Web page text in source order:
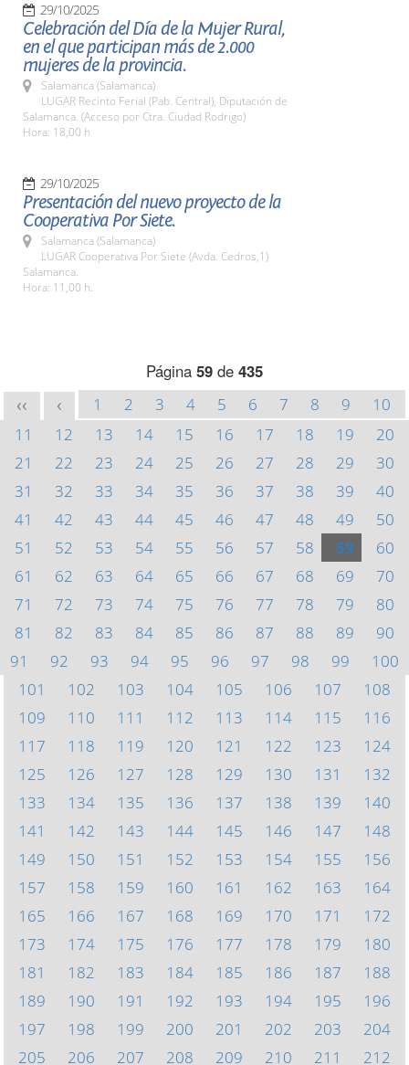
29/10/2025
Celebración del Día de la Mujer Rural,
en el que participan más de 2.000
mujeres de la provincia.
Salamanca (Salamanca)
LUGAR Recinto Ferial (Pab. Central), Diputación de
Salamanca. (Acceso por Ctra. Ciudad Rodrigo)
Hora: 18,00 h
29/10/2025
Presentación del nuevo proyecto de la
Cooperativa Por Siete.
Salamanca (Salamanca)
LUGAR Cooperativa Por Siete (Avda. Cedros,1)
Salamanca.
Hora: 11,00 h.
Página 59 de 435
<< < 1 2 3 4 5 6 7 8 9
10
11
12 13 14 15 16 17 18 19
20
21
22 23 24 25 26 27 28 29
30
31
32 33 34 35 36 37 38 39
40
41
42 43 44 45 46 47 48 49
50
51
52 53 54 55 56 57 58 59
60
61
62 63 64 65 66 67 68 69
70
71
72 73 74 75 76 77 78 79
80
81
82 83 84 85 86 87 88 89
90
91
92 93 94 95 96 97 98 99
100
101
102 103 104 105 106 107
108
109
110 111 112 113 114 115
116
117
118 119 120 121 122 123
124
125
126 127 128 129 130 131
132
133
134 135 136 137 138 139
140
141
142 143 144 145 146 147
148
149
150 151 152 153 154 155
156
157
158 159 160 161 162 163
164
165
166 167 168 169 170 171
172
173
174 175 176 177 178 179
180
181
182 183 184 185 186 187
188
189
190 191 192 193 194 195
196
197
198 199 200 201 202 203
204
205
206 207 208 209 210 211 212